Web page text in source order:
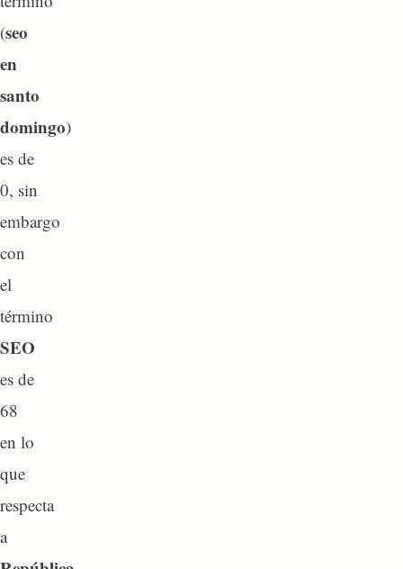
(seo
en
santo
domingo)
es de
0, sin
embargo
con
el
término
SEO
es de
68
en lo
que
respecta
a